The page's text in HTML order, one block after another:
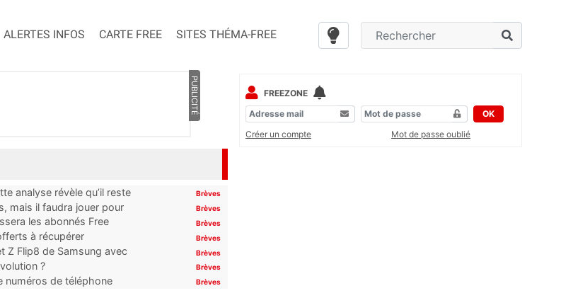
ALERTES INFOS CARTE FREE SITES THÉMA-FREE
PUBLICITÉ
analyse révèle qu’il reste
Brèves
mais il faudra jouer pour
Brèves
les abonnés Free
Brèves
à récupérer Brèves
Z Flip8 de Samsung avec
Brèves
? Brèves
numéros de téléphone
Brèves
FREEZONE
OK
Créer un compte
Mot de passe oublié